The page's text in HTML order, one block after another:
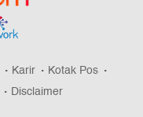
Karir
Kotak Pos
Disclaimer